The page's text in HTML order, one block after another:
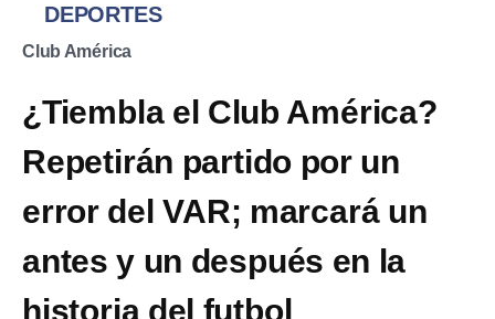
DEPORTES
Club América
¿Tiembla el Club América?
Repetirán partido por un
error del VAR; marcará un
antes y un después en la
historia del futbol